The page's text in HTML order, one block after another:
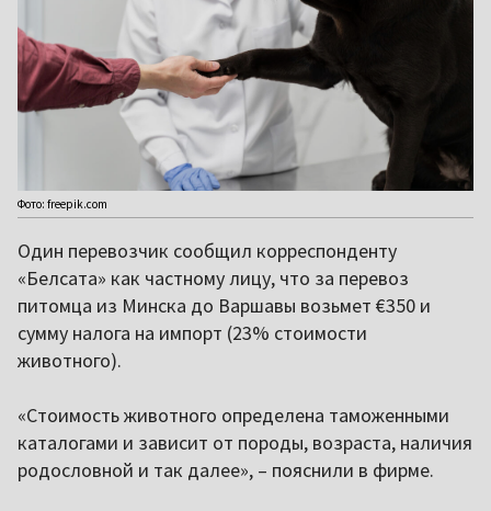
Фото: freepik.com
Один перевозчик сообщил корреспонденту
«Белсата» как частному лицу, что за перевоз
питомца из Минска до Варшавы возьмет €350 и
сумму налога на импорт (23% стоимости
животного).
«Стоимость животного определена таможенными
каталогами и зависит от породы, возраста, наличия
родословной и так далее», – пояснили в фирме.